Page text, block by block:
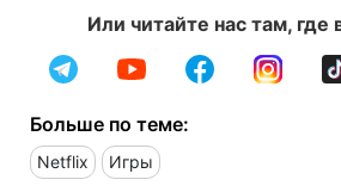
Или читайте нас там, где
Больше по теме:
Netflix Игры